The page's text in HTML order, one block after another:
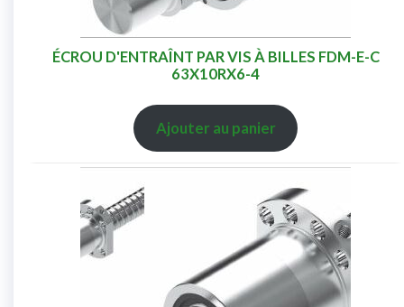
ÉCROU D'ENTRAÎNT PAR VIS À BILLES FDM-E-C
63X10RX6-4
Ajouter au panier